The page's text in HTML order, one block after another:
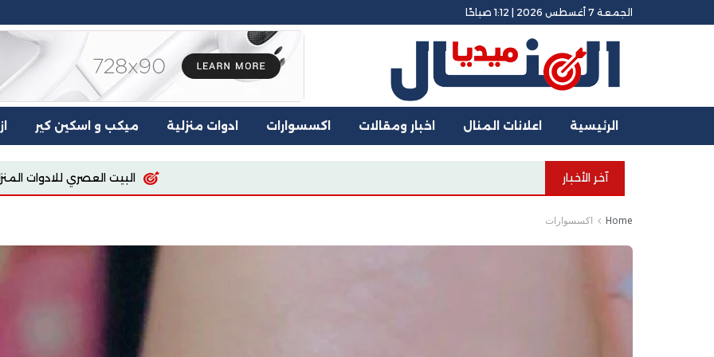
الجمعة 7 أغسطس 2026 | 1:12 صباحًا
الرئيسية اعلانات المنال اخبار ومقالات اكسسوارات ادوات منزلية ميكب و اسكين كير
آخر الأخبار اسيا للملابس
Home اكسسوارات